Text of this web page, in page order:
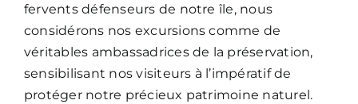
fervents défenseurs de notre île, nous
considérons nos excursions comme de
véritables ambassadrices de la préservation,
sensibilisant nos visiteurs à l’impératif de
protéger notre précieux patrimoine naturel.